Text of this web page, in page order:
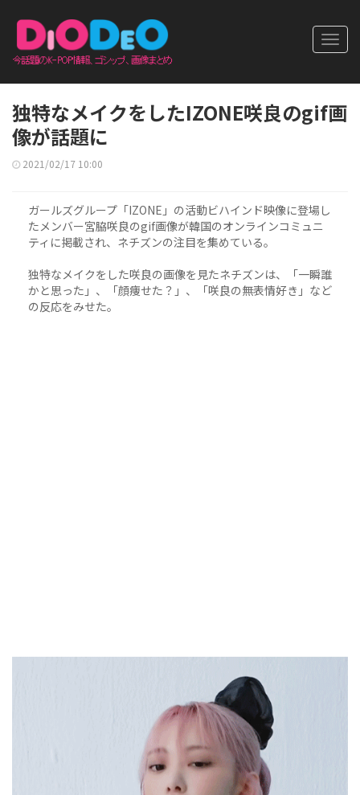
独特なメイクをしたIZONE咲良のgif画
像が話題に
2021/02/17 10:00
ガールズグループ「IZONE」の活動ビハインド映像に登場し
たメンバー宮脇咲良のgif画像が韓国のオンラインコミュニ
ティに掲載され、ネチズンの注目を集めている。
独特なメイクをした咲良の画像を見たネチズンは、「一瞬誰
かと思った」、「顔痩せた？」、「咲良の無表情好き」など
の反応をみせた。